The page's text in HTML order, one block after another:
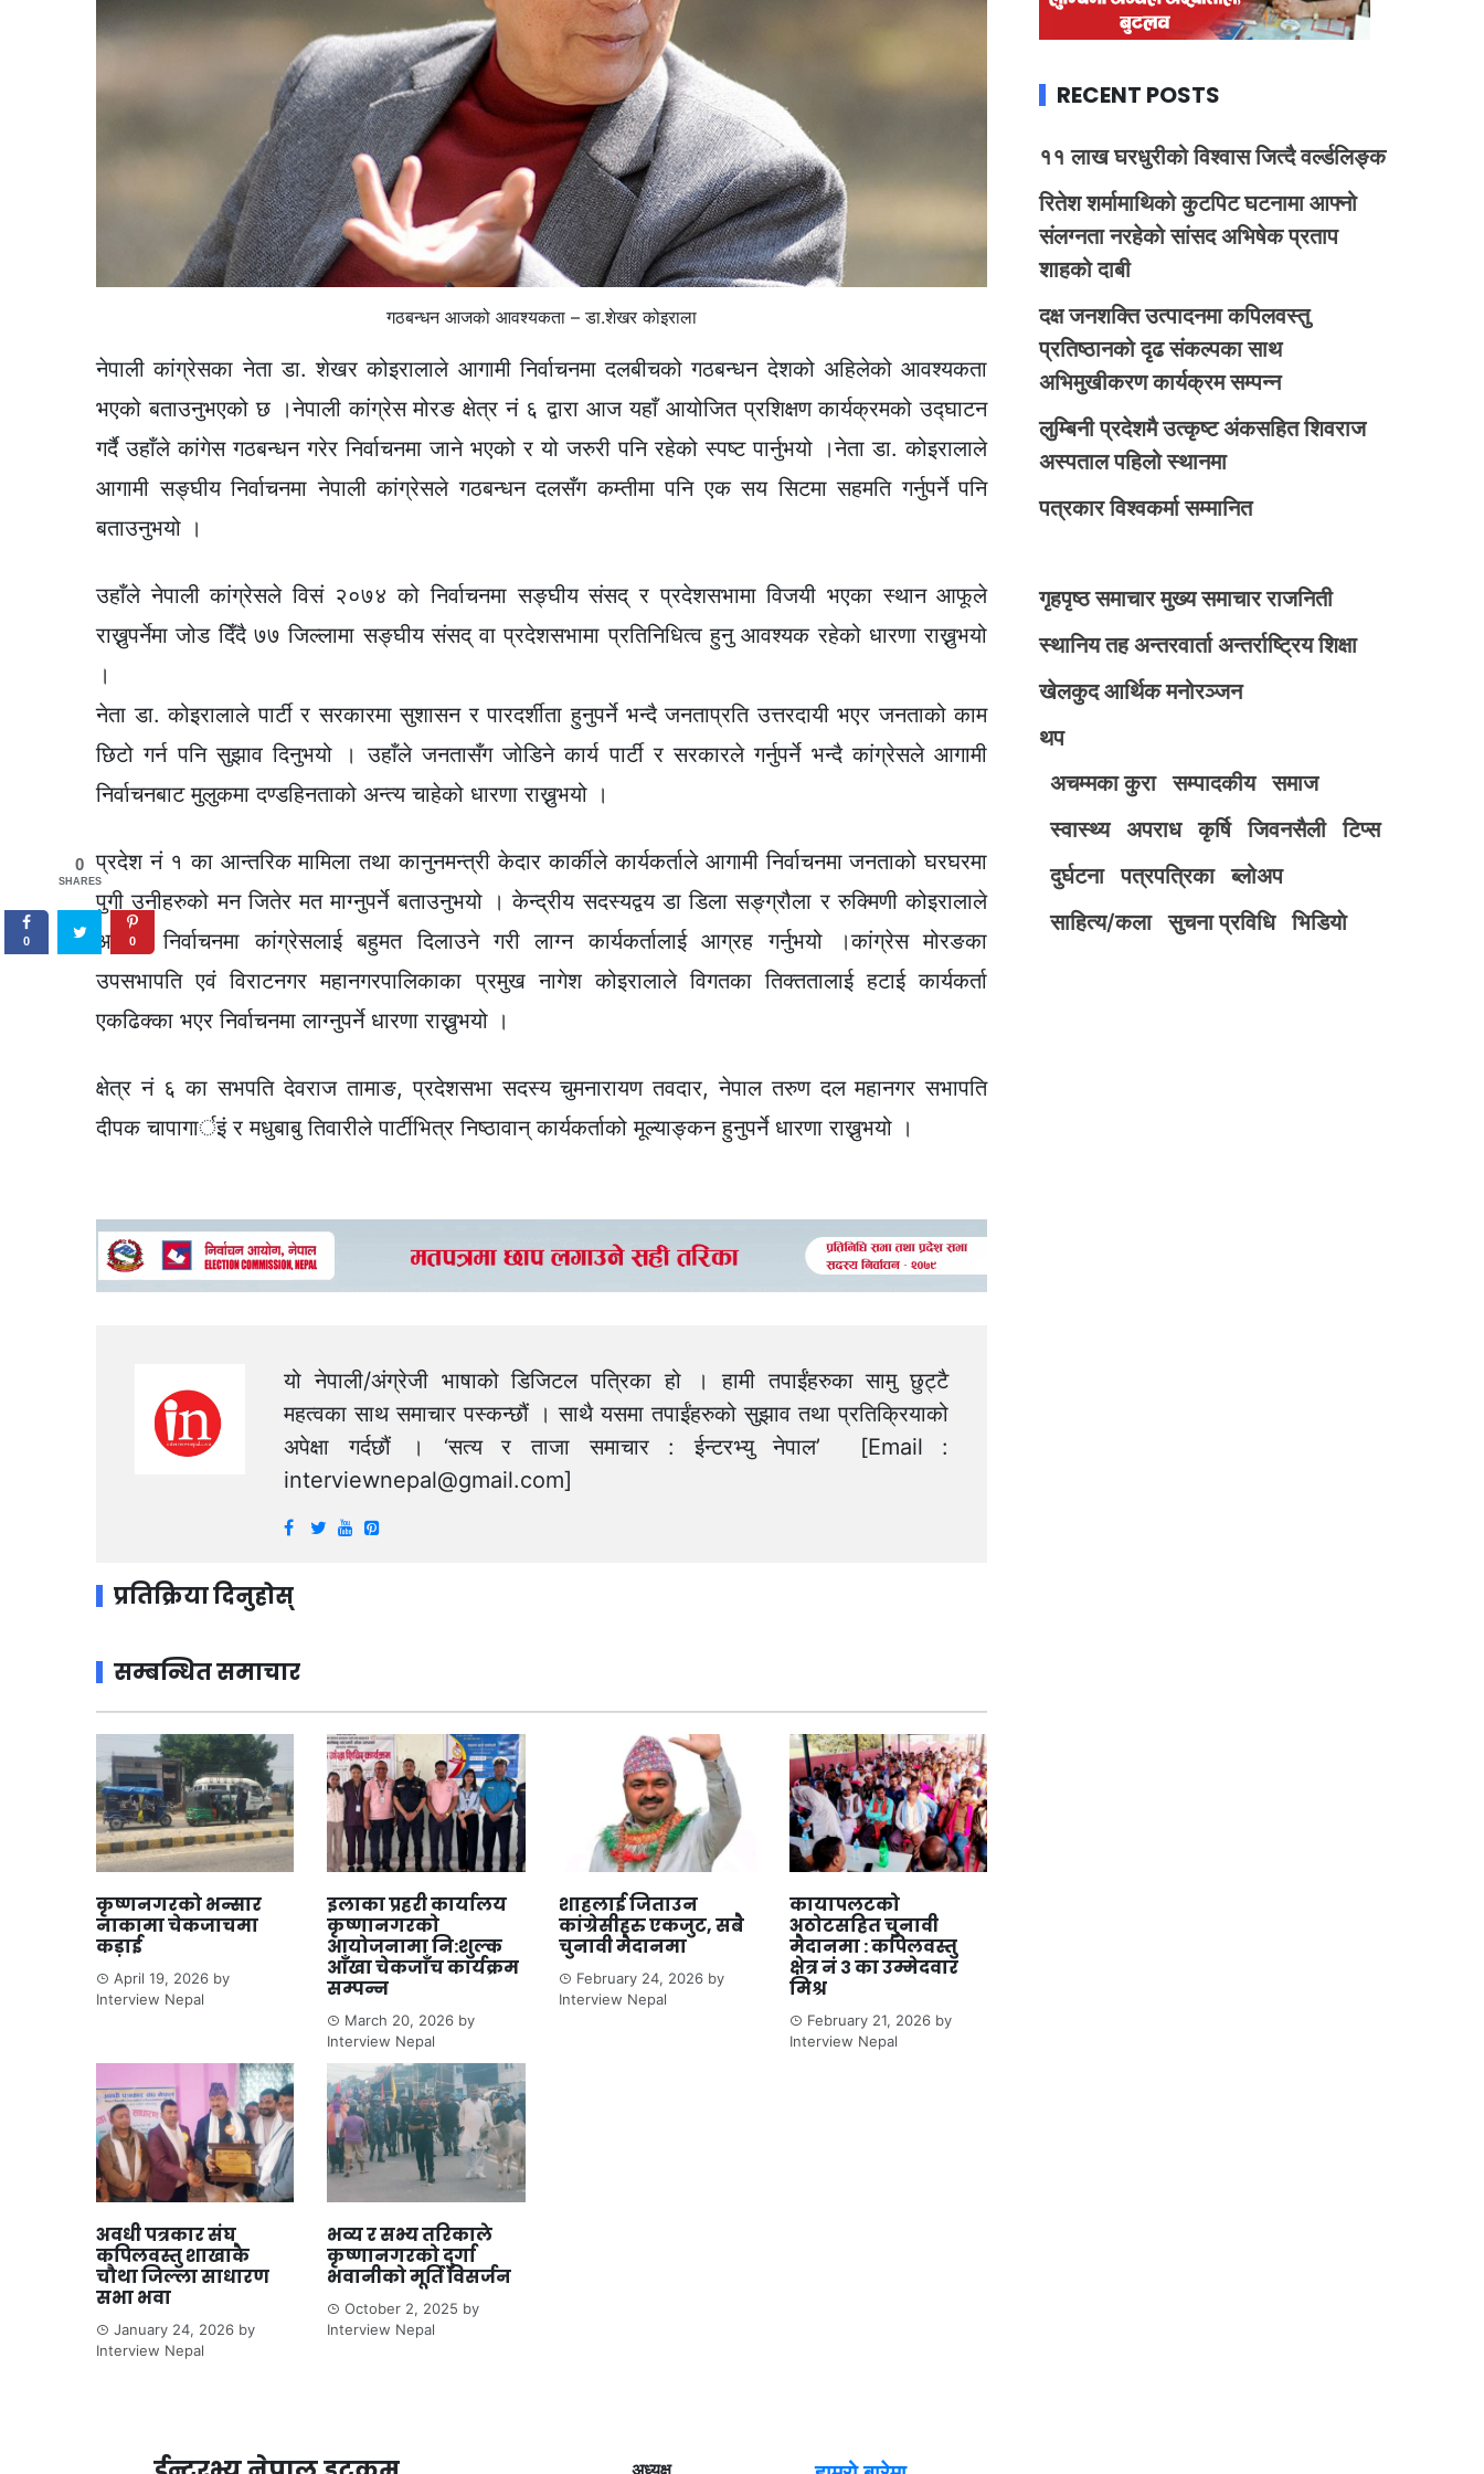
गठबन्धन आजको आवश्यकता – डा.शेखर कोइराला
नेपाली कांग्रेसका नेता डा. शेखर कोइरालाले आगामी निर्वाचनमा दलबीचको गठबन्धन देशको अहिलेको आवश्यकता
भएको बताउनुभएको छ ।नेपाली कांग्रेस मोरङ क्षेत्र नं ६ द्वारा आज यहाँ आयोजित प्रशिक्षण कार्यक्रमको उद्घाटन
गर्दै उहाँले कांगेस गठबन्धन गरेर निर्वाचनमा जाने भएको र यो जरुरी पनि रहेको स्पष्ट पार्नुभयो ।नेता डा. कोइरालाले
आगामी सङ्घीय निर्वाचनमा नेपाली कांग्रेसले गठबन्धन दलसँग कम्तीमा पनि एक सय सिटमा सहमति गर्नुपर्ने पनि
बताउनुभयो ।
उहाँले नेपाली कांग्रेसले विसं २०७४ को निर्वाचनमा सङ्घीय संसद् र प्रदेशसभामा विजयी भएका स्थान आफूले
राख्नुपर्नेमा जोड दिँदै ७७ जिल्लामा सङ्घीय संसद् वा प्रदेशसभामा प्रतिनिधित्व हुनु आवश्यक रहेको धारणा राख्नुभयो
।
नेता डा. कोइरालाले पार्टी र सरकारमा सुशासन र पारदर्शीता हुनुपर्ने भन्दै जनताप्रति उत्तरदायी भएर जनताको काम
छिटो गर्न पनि सुझाव दिनुभयो । उहाँले जनतासँग जोडिने कार्य पार्टी र सरकारले गर्नुपर्ने भन्दै कांग्रेसले आगामी
निर्वाचनबाट मुलुकमा दण्डहिनताको अन्त्य चाहेको धारणा राख्नुभयो ।
प्रदेश नं १ का आन्तरिक मामिला तथा कानुनमन्त्री केदार कार्कीले कार्यकर्ताले आगामी निर्वाचनमा जनताको घरघरमा
पुगी उनीहरुको मन जितेर मत माग्नुपर्ने बताउनुभयो । केन्द्रीय सदस्यद्वय डा डिला सङ्ग्रौला र रुक्मिणी कोइरालाले
आगामी निर्वाचनमा कांग्रेसलाई बहुमत दिलाउने गरी लाग्न कार्यकर्तालाई आग्रह गर्नुभयो ।कांग्रेस मोरङका
उपसभापति एवं विराटनगर महानगरपालिकाका प्रमुख नागेश कोइरालाले विगतका तिक्ततालाई हटाई कार्यकर्ता
एकढिक्का भएर निर्वाचनमा लाग्नुपर्ने धारणा राख्नुभयो ।
क्षेत्र नं ६ का सभपति देवराज तामाङ, प्रदेशसभा सदस्य चुमनारायण तवदार, नेपाल तरुण दल महानगर सभापति
दीपक चापागार्इं र मधुबाबु तिवारीले पार्टीभित्र निष्ठावान् कार्यकर्ताको मूल्याङ्कन हुनुपर्ने धारणा राख्नुभयो ।
यो नेपाली/अंग्रेजी भाषाको डिजिटल पत्रिका हो । हामी तपाईंहरुका सामु छुट्टै
महत्वका साथ समाचार पस्कन्छौं । साथै यसमा तपाईंहरुको सुझाव तथा प्रतिक्रियाको
अपेक्षा गर्दछौं । ‘सत्य र ताजा समाचार : ईन्टरभ्यु नेपाल’ [Email :
interviewnepal@gmail.com]
प्रतिक्रिया दिनुहोस्
सम्बन्धित समाचार
कृष्णनगरको भन्सार
नाकामा चेकजाचमा
कड़ाई
April 19, 2026 by
Interview Nepal
इलाका प्रहरी कार्यालय
कृष्णानगरको
आयोजनामा नि:शुल्क
आँखा चेकजाँच कार्यक्रम
सम्पन्न
March 20, 2026 by
Interview Nepal
शाहलाई जिताउन
कांग्रेसीहरु एकजुट, सबै
चुनावी मैदानमा
February 24, 2026by
Interview Nepal
कायापलटको
अठोटसहित चुनावी
मैदानमा : कपिलवस्तु
क्षेत्र नं ३ का उम्मेदवार
मिश्र
February 21, 2026by
Interview Nepal
अवधी पत्रकार संघ
कपिलवस्तु शाखाकै
चौथा जिल्ला साधारण
सभा भवा
January 24, 2026 by
Interview Nepal
भव्य र सभ्य तरिकाले
कृष्णानगरको दुर्गा
भवानीको मूर्ति विसर्जन
October 2, 2025 by
Interview Nepal
RECENT POSTS
११ लाख घरधुरीको विश्वास जित्दै वर्ल्डलिङ्क
रितेश शर्मामाथिको कुटपिट घटनामा आफ्नो
संलग्नता नरहेको सांसद अभिषेक प्रताप
शाहको दाबी
दक्ष जनशक्ति उत्पादनमा कपिलवस्तु
प्रतिष्ठानको दृढ संकल्पका साथ
अभिमुखीकरण कार्यक्रम सम्पन्न
लुम्बिनी प्रदेशमै उत्कृष्ट अंकसहित शिवराज
अस्पताल पहिलो स्थानमा
पत्रकार विश्वकर्मा सम्मानित
गृहपृष्ठ समाचार मुख्य समाचार राजनिती
स्थानिय तह अन्तरवार्ता अन्तर्राष्ट्रिय शिक्षा
खेलकुद आर्थिक मनोरञ्जन
थप
अचम्मका कुरा
सम्पादकीय
समाज
स्वास्थ्य
अपराध कृर्षि जिवनसैली
टिप्स
दुर्घटना
पत्रपत्रिका
ब्लोअप
साहित्य/कला
सुचना प्रविधि भिडियाे
अध्यक्ष
0
SHARES
0 0